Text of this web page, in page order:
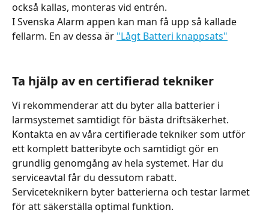
också kallas, monteras vid entrén.
​I Svenska Alarm appen kan man få upp så kallade
fellarm. En av dessa är "Lågt Batteri knappsats"
Ta hjälp av en certifierad tekniker
Vi rekommenderar att du byter alla batterier i
larmsystemet samtidigt för bästa driftsäkerhet.
Kontakta en av våra certifierade tekniker som utför
ett komplett batteribyte och samtidigt gör en
grundlig genomgång av hela systemet. Har du
serviceavtal får du dessutom rabatt.
Serviceteknikern byter batterierna och testar larmet
för att säkerställa optimal funktion.